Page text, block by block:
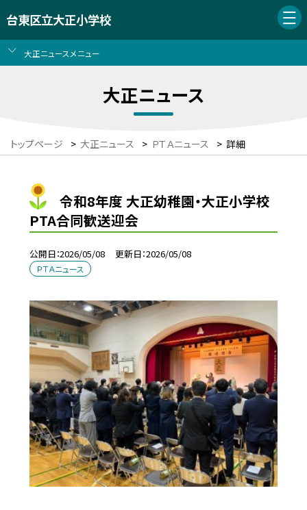
台東区立大正小学校
大正ニュースメニュー
大正ニュース
トップページ > 大正ニュース > ＰＴＡニュース > 詳細
令和8年度 大正幼稚園・大正小学校
PTA合同歓送迎会
公開日 2026/05/08 更新日 2026/05/08
ＰＴＡニュース